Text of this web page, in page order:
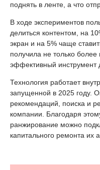
поднять в ленте, а что
В ходе экспериментов
делиться контентом, на
экран и на 5% чаще
получила не только
эффективный инструмент
Технология работает
запущенной в 2025 году.
рекомендаций, поиска и
компании. Благодаря
ранжирование можно
капитального ремонта их